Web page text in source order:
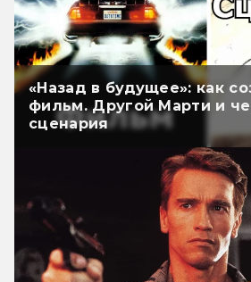
«Назад в будущее»: как
фильм. Другой Марти и
сценария